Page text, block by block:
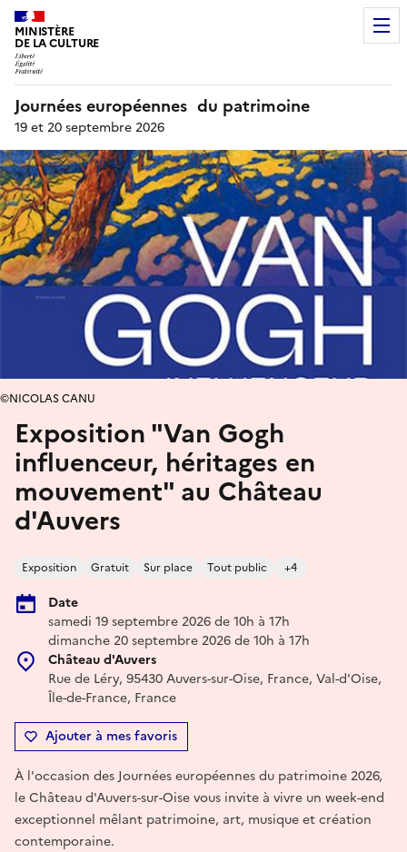
MINISTÈRE
DE LA CULTURE
Journées européennes du patrimoine
19 et 20 septembre 2026
Exposition "Van Gogh
influenceur, héritages en
mouvement" au Château
d'Auvers
Exposition Gratuit Sur place Tout public +4
Date
samedi 19 septembre 2026 de 10h à 17h
dimanche 20 septembre 2026 de 10h à 17h
Château d'Auvers
Rue de Léry, 95430 Auvers-sur-Oise, France, Val-d'Oise,
Île-de-France, France
Ajouter à mes favoris
©NICOLAS CANU
À l'occasion des Journées européennes du patrimoine 2026,
le Château d'Auvers-sur-Oise vous invite à vivre un week-end
exceptionnel mêlant patrimoine, art, musique et création
contemporaine.